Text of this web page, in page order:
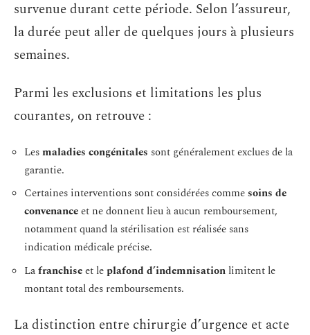
survenue durant cette période. Selon l’assureur,
la durée peut aller de quelques jours à plusieurs
semaines.
Parmi les exclusions et limitations les plus
courantes, on retrouve :
Lesmaladies congénitales sont généralement exclues de la
garantie.
Certaines interventions sont considérées commesoins de
convenanceet ne donnent lieu à aucun remboursement,
notamment quand la stérilisation est réalisée sans
indication médicale précise.
Lafranchiseet leplafond d’indemnisationlimitent le
montant total des remboursements.
La distinction entre chirurgie d’urgence et acte